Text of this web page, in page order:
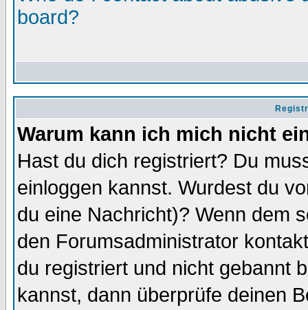
board?
Warum kann ich mich nicht
Hast du dich registriert? Du
einloggen kannst. Wurdest du
du eine Nachricht)? Wenn dem
den Forumsadministrator
du registriert und nicht gebannt
kannst, dann überprüfe deinen